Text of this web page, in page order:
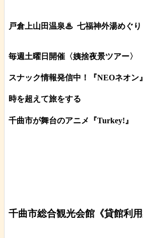
戸倉上山田温泉♨ 七福神外湯めぐり
毎週土曜日開催〈姨捨夜景ツアー〉
スナック情報発信中！『NEOネオン』
時を超えて旅をする
千曲市が舞台のアニメ『Turkey!』
千曲市総合観光会館《貸館利用